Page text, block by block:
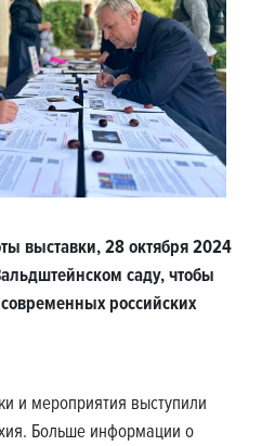
выставки, 28 октября 2024
саду, чтобы
российских
и мероприятия выступили
Больше информации о